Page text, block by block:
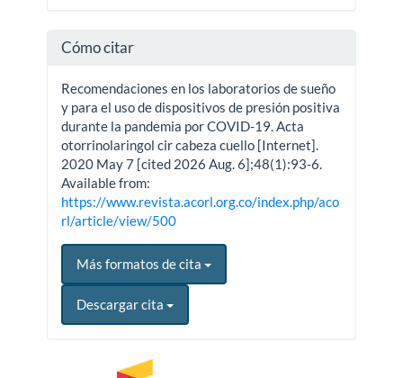
Cómo citar
Recomendaciones en los laboratorios de sueño
y para el uso de dispositivos de presión positiva
durante la pandemia por COVID-19. Acta
otorrinolaringol cir cabeza cuello [Internet].
2020 May 7 [cited 2026 Aug. 6];48(1):93-6.
Available from:
https://www.revista.acorl.org.co/index.php/aco
rl/article/view/500
Más formatos de cita
Descargar cita